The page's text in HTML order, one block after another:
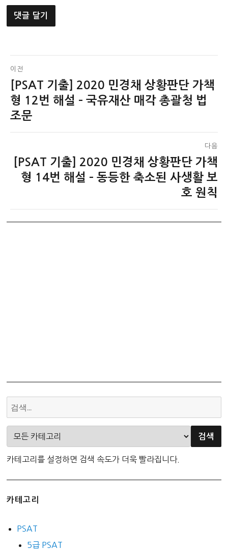
글
탐
색
이전
이
전
글:
[PSAT 기출] 2020 민경채 상황판단 가책
형 12번 해설 – 국유재산 매각 총괄청 법
조문
다음
[PSAT 기출] 2020 민경채 상황판단 가책
형 14번 해설 – 동등한 축소된 사생활 보
호 원칙
카테고리를 설정하면 검색 속도가 더욱 빨라집니다.
카테고리
PSAT
5급 PSAT